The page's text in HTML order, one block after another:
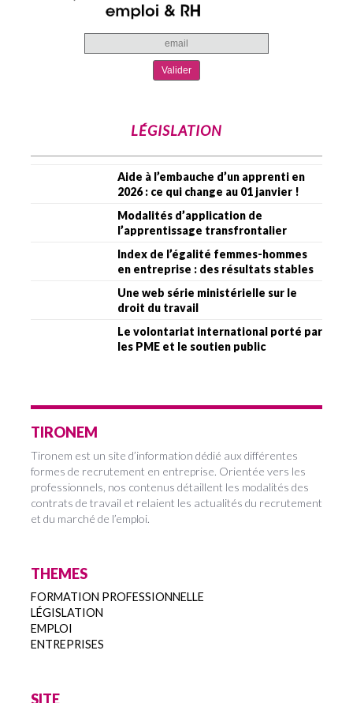
LÉGISLATION
Aide à l’embauche d’un apprenti en
2026 : ce qui change au 01 janvier !
Modalités d’application de
l’apprentissage transfrontalier
Index de l’égalité femmes-hommes
en entreprise : des résultats stables
Une web série ministérielle sur le
droit du travail
Le volontariat international porté par
les PME et le soutien public
TIRONEM
Tironem est un site d’information dédié aux différentes
formes de recrutement en entreprise. Orientée vers les
professionnels, nos contenus détaillent les modalités des
contrats de travail et relaient les actualités du recrutement
et du marché de l’emploi.
THEMES
FORMATION PROFESSIONNELLE
LÉGISLATION
EMPLOI
ENTREPRISES
SITE